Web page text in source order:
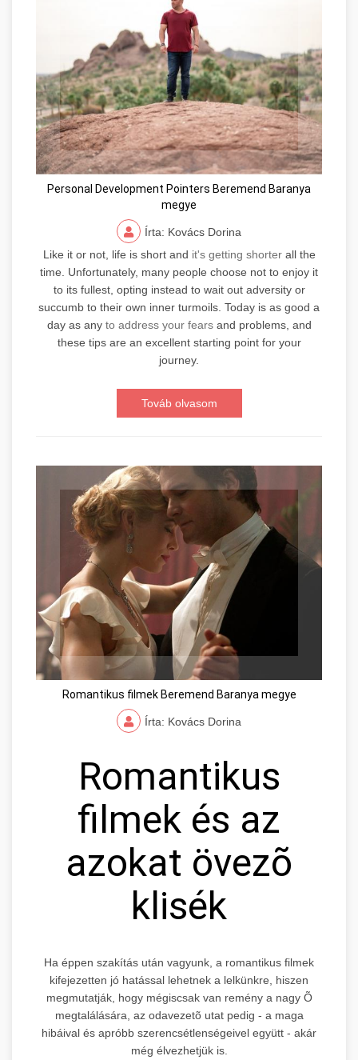
Personal Development Pointers Beremend Baranya
megye
Írta: Kovács Dorina
Like it or not, life is short and it's getting shorterall the
time. Unfortunately, many people choose not to enjoy it
to its fullest, opting instead to wait out adversity or
succumb to their own inner turmoils. Today is as good a
day as any to address your fearsand problems, and
these tips are an excellent starting point for your
journey.
Továb olvasom
Romantikus filmek Beremend Baranya megye
Írta: Kovács Dorina
Romantikus
filmek és az
azokat övezõ
klisék
Ha éppen szakítás után vagyunk, a romantikus filmek
kifejezetten jó hatással lehetnek a lelkünkre, hiszen
megmutatják, hogy mégiscsak van remény a nagy Õ
megtalálására, az odavezetõ utat pedig - a maga
hibáival és apróbb szerencsétlenségeivel együtt - akár
még élvezhetjük is.